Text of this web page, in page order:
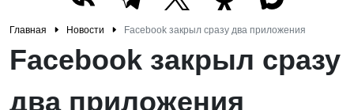
Главная Новости Facebook закрыл сразу два приложения
Facebook закрыл сразу
два приложения